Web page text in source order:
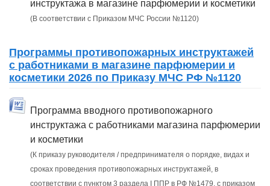
инструктажа в магазине парфюмерии и косметики
(В соответствии с Приказом МЧС России №1120)
Программы противопожарных инструктажей
с работниками в магазине парфюмерии и
косметики 2026 по Приказу МЧС РФ №1120
Программа вводного противопожарного
инструктажа с работниками магазина парфюмерии
и косметики
(К приказу руководителя / предпринимателя о порядке, видах и
сроках проведения противопожарных инструктажей, в
соответствии с пунктом 3 раздела I ППР в РФ №1479, с приказом